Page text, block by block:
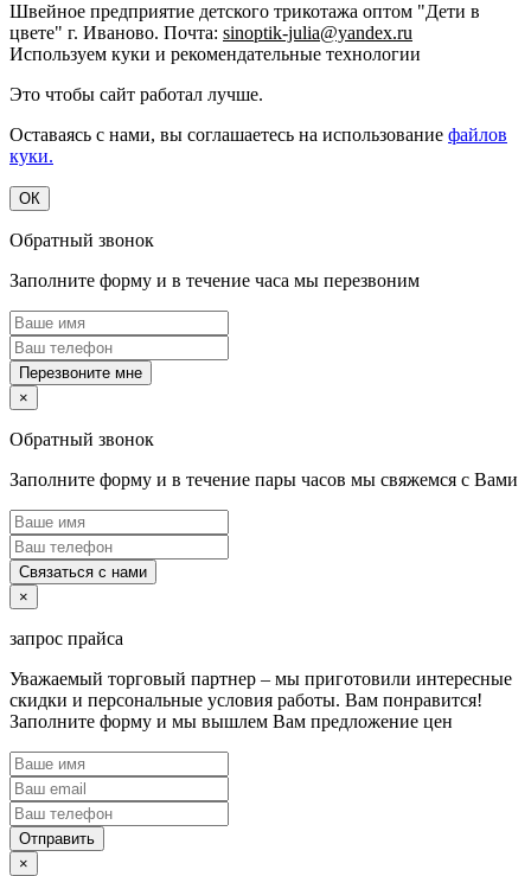
Швейное предприятие детского трикотажа оптом "Дети в
цвете" г. Иваново. Почта: sinoptik-julia@yandex.ru
Используем куки и рекомендательные технологии
Это чтобы сайт работал лучше.
Оставаясь с нами, вы соглашаетесь на использование файлов
куки.
ОК
Обратный звонок
Заполните форму и в течение часа мы перезвоним
Перезвоните мне
×
Обратный звонок
Заполните форму и в течение пары часов мы свяжемся с Вами
Связаться с нами
×
запрос прайса
Уважаемый торговый партнер – мы приготовили интересные
скидки и персональные условия работы. Вам понравится!
Заполните форму и мы вышлем Вам предложение цен
Отправить
×